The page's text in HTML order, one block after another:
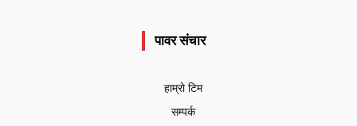
पावर संचार
हाम्रो टिम
सम्पर्क